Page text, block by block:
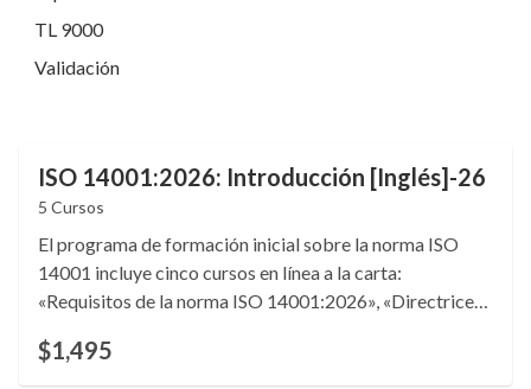
TL 9000
Validación
ISO 14001:2026: Introducción [Inglés]-26
5 Cursos
El programa de formación inicial sobre la norma ISO
14001 incluye cinco cursos en línea a la carta:
«Requisitos de la norma ISO 14001:2026», «Directrices
«Buenas prácticas de documentación (ALOCA)»,
$1,495